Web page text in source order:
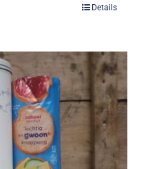
Details